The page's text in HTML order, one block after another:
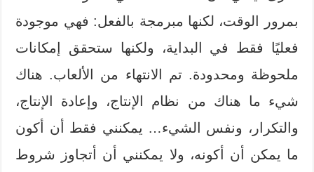
بمرور الوقت، لكنها مبرمجة بالفعل: فهي موجودة
فعليًا فقط في البداية، ولكنها ستحقق إمكانات
ملحوظة ومحدودة. تم الانتهاء من الألعاب. هناك
شيء ما هناك من نظام الإنتاج، وإعادة الإنتاج،
والتكرار، ونفس الشيء… يمكنني فقط أن أكون
ما يمكن أن أكونه، ولا يمكنني أن أتجاوز شروط